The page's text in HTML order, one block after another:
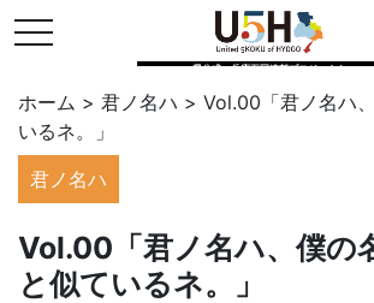
toggle navigation
県公式・兵庫五国連邦プロジェクト
ホーム > 君ノ名ハ > Vol.00「君ノ名ハ
いるネ。」
君ノ名ハ
Vol.00「君ノ名ハ、僕の
と似ているネ。」